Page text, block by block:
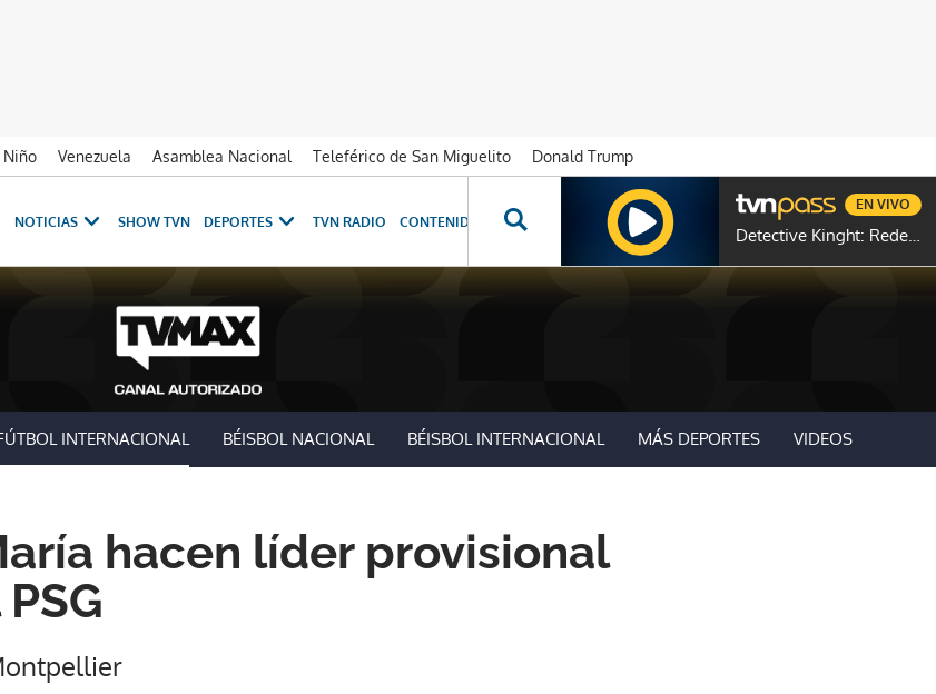
Niño Venezuela Asamblea Nacional Teleférico de San Miguelito
Donald Trump
NOTICIAS SHOW TVN DEPORTES TVN RADIO CONTENIDOS ESPECIALES NOVELAS GENTE TVN
Detective Kinght: Redemption
EN VIVO
INTERNACIONAL BÉISBOL NACIONAL BÉISBOL INTERNACIONAL MÁS DEPORTES VIDEOS
hacen líder provisional